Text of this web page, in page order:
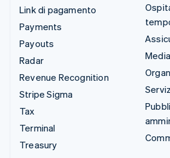
Link di pagamento
Payments
Payouts
Radar
Revenue Recognition
Stripe Sigma
Tax
Terminal
Treasury